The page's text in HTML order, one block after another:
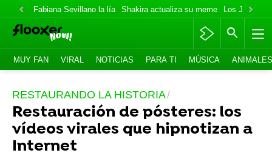
Fabiana Sevillano la lía Shakira actualiza su meme Los Jonas
MUY FAN VIRAL NOTICIAS PARA TI MÚSICA ANIMALES
RESTAURANDO LA HISTORIA
Restauración de pósteres: los
vídeos virales que hipnotizan a
Internet